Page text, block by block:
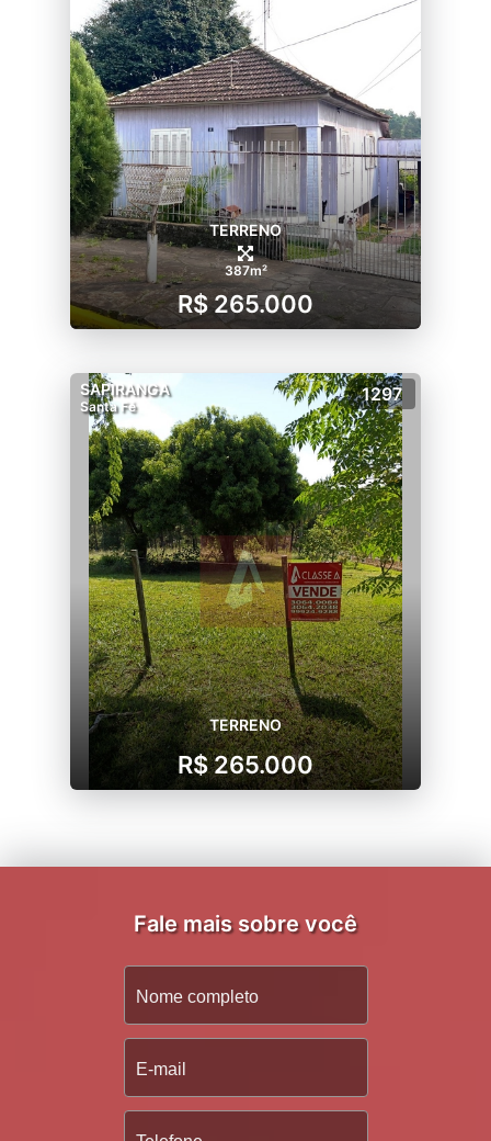
TERRENO
387m²
R$ 265.000
SAPIRANGA
Santa Fé
1297
TERRENO
R$ 265.000
Fale mais sobre você